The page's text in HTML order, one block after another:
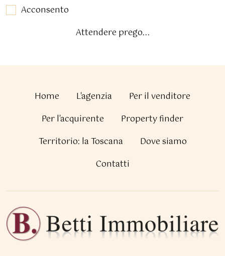
Acconsento
Attendere prego...
Home L'agenzia
Per il venditore
Per l'acquirente
Property finder
Territorio: la Toscana
Dove siamo
Contatti